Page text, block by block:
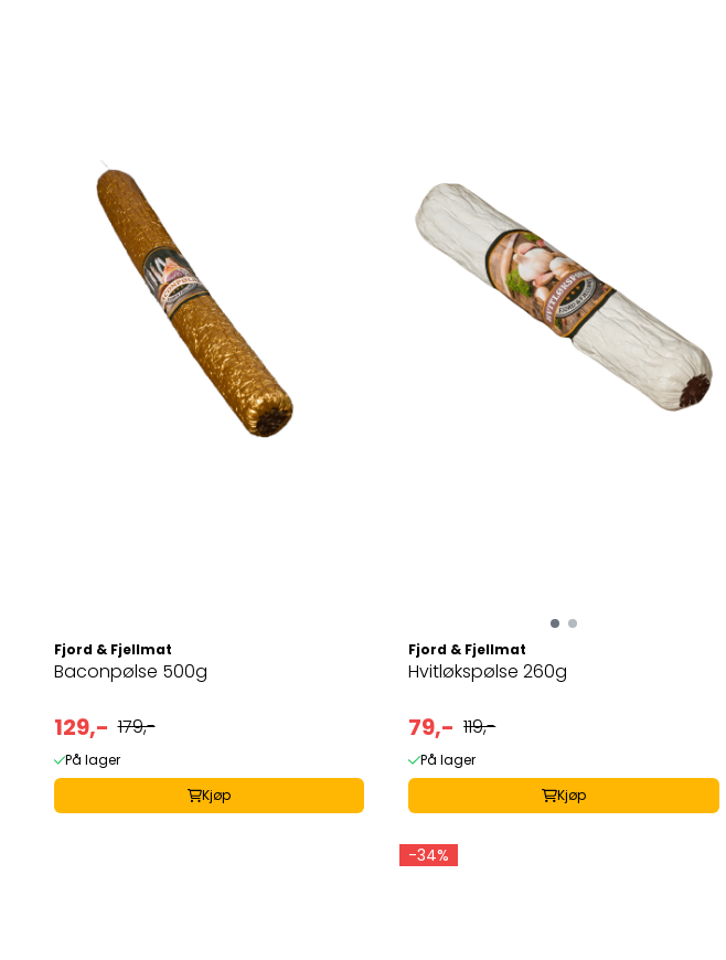
Fjord & Fjellmat
Baconpølse 500g
129,- 179,-
På lager
Kjøp
Fjord & Fjellmat
Hvitløkspølse 260g
79,- 119,-
På lager
Kjøp
-34%